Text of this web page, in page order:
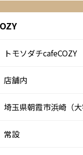
トモソダチcafeCOZY
店舗内
埼玉県朝霞市浜崎（
常設